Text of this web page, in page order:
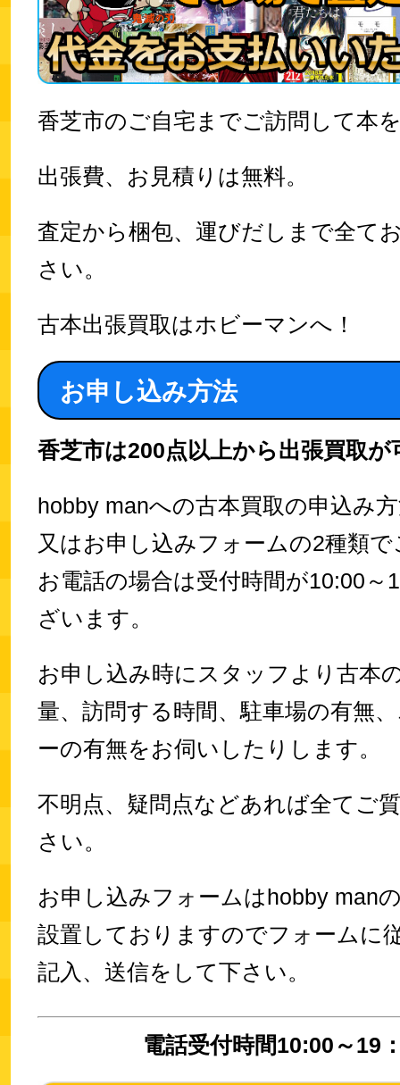
香芝市のご自宅までご訪問して本
出張費、お見積りは無料。
査定から梱包、運びだしまで全て
さい。
古本出張買取はホビーマンへ！
お申し込み方法
香芝市は200点以上から出張買取が
hobby manへの古本買取の申込み
又はお申し込みフォームの2種類
お電話の場合は受付時間が10:00～
ざいます。
お申し込み時にスタッフより古本
量、訪問する時間、駐車場の有無
ーの有無をお伺いしたりします。
不明点、疑問点などあれば全てご
さい。
お申し込みフォームはhobby man
設置しておりますのでフォームに
記入、送信をして下さい。
電話受付時間10:00～19